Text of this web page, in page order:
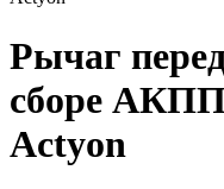
Рычаг
сборе АКПП
Actyon